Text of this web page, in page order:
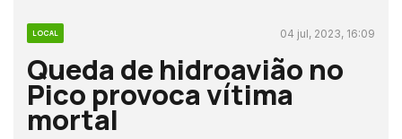
LOCAL 04 jul, 2023, 16:09
Queda de hidroavião no
Pico provoca vítima
mortal